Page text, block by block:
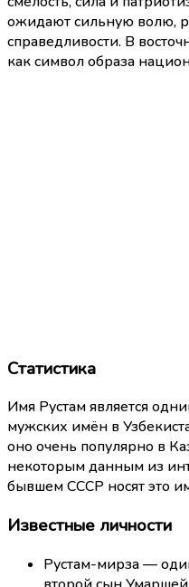
ожидают сильную волю,
справедливости. В
как символ образа
Статистика
Имя Рустам является
мужских имён в
оно очень популярно в
некоторым данным из
бывшем СССР носят это
Известные личности
Рустам-мирза —